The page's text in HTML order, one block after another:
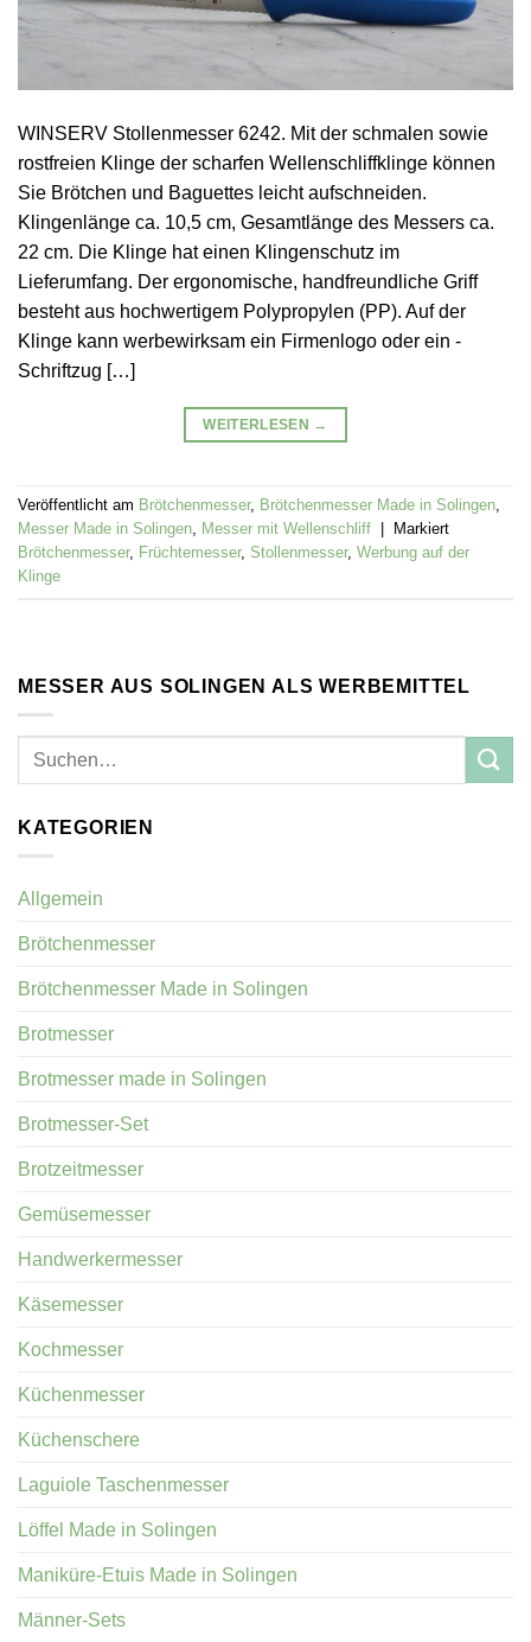
WINSERV Stollenmesser 6242. Mit der schmalen sowie
rostfreien Klinge der scharfen Wellenschliffklinge können
Sie Brötchen und Baguettes leicht aufschneiden.
Klingenlänge ca. 10,5 cm, Gesamtlänge des Messers ca.
22 cm. Die Klinge hat einen Klingenschutz im
Lieferumfang. Der ergonomische, handfreundliche Griff
besteht aus hochwertigem Polypropylen (PP). Auf der
Klinge kann werbewirksam ein Firmenlogo oder ein -
Schriftzug […]
WEITERLESEN →
Veröffentlicht am Brötchenmesser, Brötchenmesser Made in Solingen,
Messer Made in Solingen, Messer mit Wellenschliff
Markiert
Brötchenmesser, Früchtemesser, Stollenmesser, Werbung auf der
Klinge
MESSER AUS SOLINGEN ALS WERBEMITTEL
KATEGORIEN
Allgemein
Brötchenmesser
Brötchenmesser Made in Solingen
Brotmesser
Brotmesser made in Solingen
Brotmesser-Set
Brotzeitmesser
Gemüsemesser
Handwerkermesser
Käsemesser
Kochmesser
Küchenmesser
Küchenschere
Laguiole Taschenmesser
Löffel Made in Solingen
Maniküre-Etuis Made in Solingen
Männer-Sets